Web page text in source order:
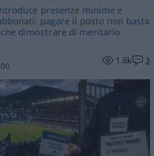
presenze minime e
pagare il posto non basta
dimostrare di meritarlo
1.6k 3